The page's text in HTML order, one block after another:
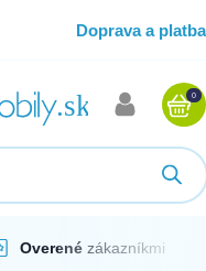
Doprava a platba
0
Overené zákazníkmi